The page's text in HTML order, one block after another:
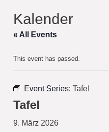
Kalender
« All Events
This event has passed.
Event Series: Tafel
Tafel
9. März 2026